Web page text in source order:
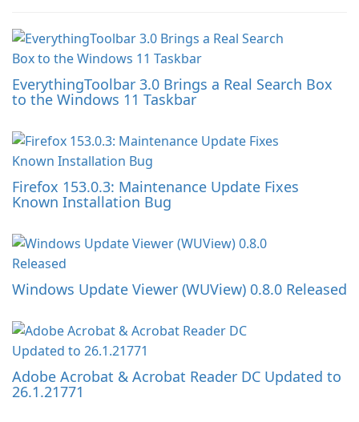
EverythingToolbar 3.0 Brings a Real Search Box
to the Windows 11 Taskbar
Firefox 153.0.3: Maintenance Update Fixes
Known Installation Bug
Windows Update Viewer (WUView) 0.8.0 Released
Adobe Acrobat & Acrobat Reader DC Updated to
26.1.21771